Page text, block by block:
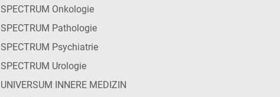
SPECTRUM Onkologie
SPECTRUM Pathologie
SPECTRUM Psychiatrie
SPECTRUM Urologie
UNIVERSUM INNERE MEDIZIN